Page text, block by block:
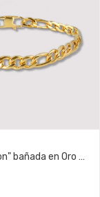
Pulsera "Kenton" bañada en Oro 18k | Olliver...